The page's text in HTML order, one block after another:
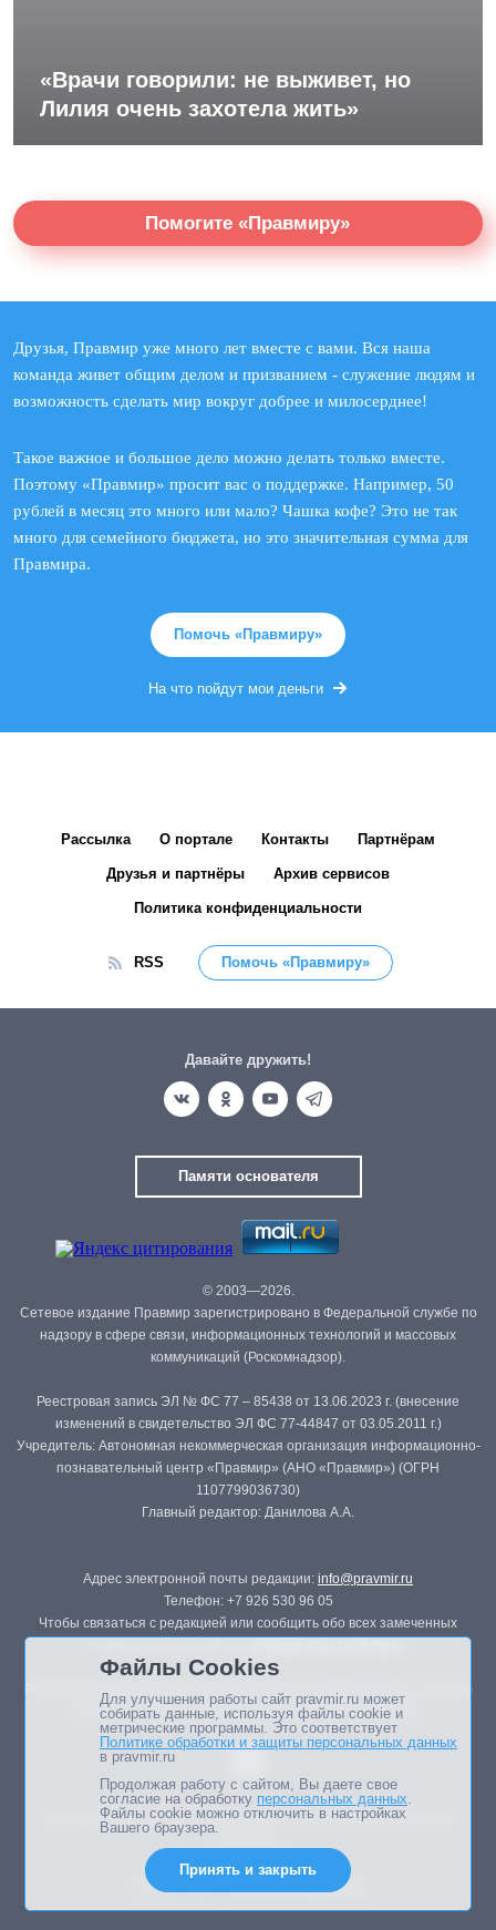
«Врачи говорили: не выживет, но
Лилия очень захотела жить»
Помогите «Правмиру»
Друзья, Правмир уже много лет вместе с вами. Вся наша
команда живет общим делом и призванием - служение людям и
возможность сделать мир вокруг добрее и милосерднее!
Такое важное и большое дело можно делать только вместе.
Поэтому «Правмир» просит вас о поддержке. Например, 50
рублей в месяц это много или мало? Чашка кофе? Это не так
много для семейного бюджета, но это значительная сумма для
Правмира.
Помочь «Правмиру»
На что пойдут мои деньги
Рассылка О портале Контакты Партнёрам
Друзья и партнёры Архив сервисов
Политика конфиденциальности
RSS Помочь «Правмиру»
Давайте дружить!
Памяти основателя
© 2003—2026.
Сетевое издание Правмир зарегистрировано в Федеральной службе по
надзору в сфере связи, информационных технологий и массовых
коммуникаций (Роскомнадзор).
Реестровая запись ЭЛ № ФС 77 – 85438 от 13.06.2023 г. (внесение
изменений в свидетельство ЭЛ ФС 77-44847 от 03.05.2011 г.)
Учредитель: Автономная некоммерческая организация информационно-
познавательный центр «Правмир» (АНО «Правмир») (ОГРН
1107799036730)
Главный редактор: Данилова А.А.
Адрес электронной почты редакции: info@pravmir.ru
Телефон: +7 926 530 96 05
Чтобы связаться с редакцией или сообщить обо всех замеченных
Републикация материалов сайта в печатных изданиях (книгах, прессе)
возможна только с письменного разрешения редакции.
Мнение авторов статей портала может не совпадать с позицией
Дизайн сайта -
Файлы Cookies
Для улучшения работы сайт pravmir.ru может
собирать данные, используя файлы cookie и
метрические программы. Это соответствует
Политике обработки и защиты персональных данных
в pravmir.ru
Продолжая работу с сайтом, Вы даете свое
согласие на обработку персональных данных.
Файлы cookie можно отключить в настройках
Вашего браузера.
Принять и закрыть